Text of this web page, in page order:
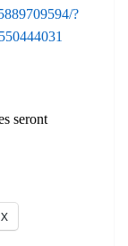
?
seront
X